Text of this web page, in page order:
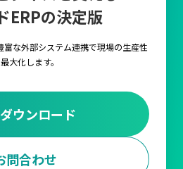
ERPの決定版
富な外部システム連携で現場の生産性
大化します。
ウンロード
問合わせ